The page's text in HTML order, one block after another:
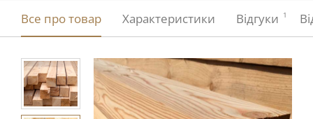
Все про товар Характеристики Відгуки 1